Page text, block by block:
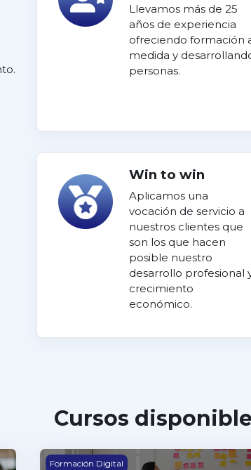
Llevamos más de 25
años de experiencia
ofreciendo formación
medida y
personas.
Win to win
Aplicamos una
vocación de servicio a
nuestros clientes que
son los que hacen
posible nuestro
desarrollo profesional
crecimiento
económico.
Cursos
LIDERAZGO Y COMUNICACIÓN CON
Formación Digital